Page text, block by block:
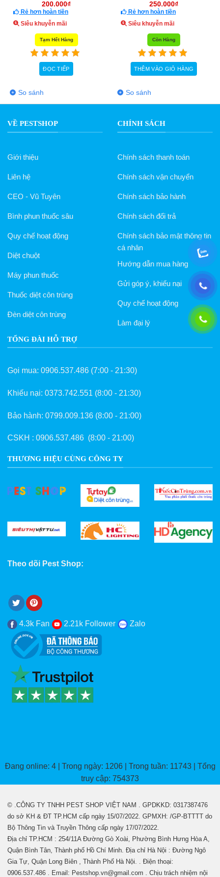
250.000
Rẻ hơn hoàn tiền
Siêu khuyễn mãi
Còn Hàng
THÊM VÀO GIỎ HÀNG
450.000
Rẻ hơn hoàn tiền
Siêu khuyễn mãi
THÊM VÀO GIỎ HÀNG
VỀ PESTSHOP
Giới thiệu
Liên hệ
CEO - Vũ Tuyên
Bình phun thuốc sâu
Quy chế hoạt động
Diệt chuột
Máy phun thuốc
Thuốc diệt côn trùng
Đèn diệt côn trùng
CHÍNH SÁCH
Chính sách thanh toán
Chính sách vận chuyển
Chính sách bảo hành
Chính sách đổi trả
Chính sách bảo mật thông tin
cá nhân
Hướng dẫn mua hàng
Gửi góp ý, khiếu nại
Quy chế hoạt động
Làm đại lý
TỔNG ĐÀI HỖ TRỢ
Gọi mua: 0906.537.486 (7:00 - 21:30)
Khiếu nại: 0373.742.551 (8:00 - 21:30)
Bảo hành: 0799.009.136 (8:00 - 21:00)
CSKH : 0906.537.486 (8:00 - 21:00)
THƯƠNG HIỆU CÙNG CÔNG TY
Theo dõi Pest Shop:
4.3k Fan 2.21k Follower Zalo
Đang online: 4 | Trong ngày: 1206 | Trong tuần: 11743 | Tổng
truy cập: 754373
© .CÔNG TY TNHH PEST SHOP VIỆT NAM . GPDKKD: 0317387476
do sở KH & ĐT TP.HCM cấp ngày 15/07/2022. GPMXH: /GP-BTTTT do
Bộ Thông Tin và Truyền Thông cấp ngày 17/07/2022.
Địa chỉ TP.HCM : 254/11A Đường Gò Xoài, Phường Bình Hưng Hòa A,
Quận Bình Tân, Thành phố Hồ Chí Minh. Địa chỉ Hà Nội : Đường Ngô
Gia Tự, Quận Long Biên , Thành Phố Hà Nội. . Điện thoại:
0906.537.486 . Email: Pestshop.vn@gmail.com . Chịu trách nhiệm nội